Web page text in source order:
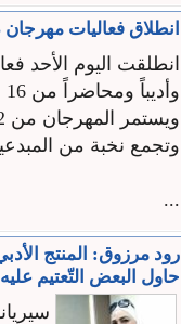
انطلاق فعاليات مهرجان
وأديباً ومحاضراً من 16 دولة عربية، وذلك في دار الأوبرا بدمشق.
وتجمع نخبة من
...
رود مرزوق: المنتج
حاول البعض التّعتيم عليه